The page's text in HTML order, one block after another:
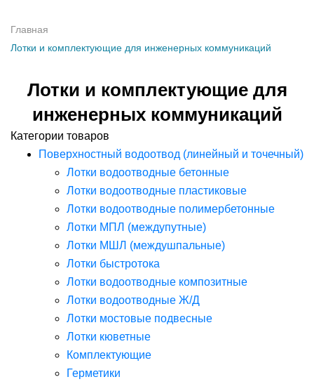
Главная
Лотки и комплектующие для инженерных коммуникаций
Лотки и комплектующие для
инженерных коммуникаций
Категории товаров
Поверхностный водоотвод (линейный и точечный)
Лотки водоотводные бетонные
Лотки водоотводные пластиковые
Лотки водоотводные полимербетонные
Лотки МПЛ (междупутные)
Лотки МШЛ (междушпальные)
Лотки быстротока
Лотки водоотводные композитные
Лотки водоотводные Ж/Д
Лотки мостовые подвесные
Лотки кюветные
Комплектующие
Герметики